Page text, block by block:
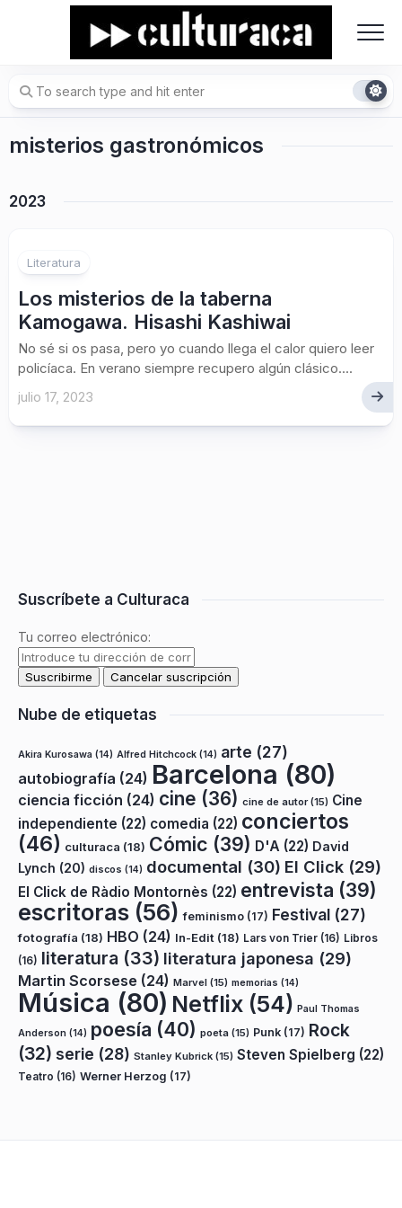
misterios gastronómicos
2023
Literatura
Los misterios de la taberna
Kamogawa. Hisashi Kashiwai
No sé si os pasa, pero yo cuando llega el calor quiero leer
policíaca. En verano siempre recupero algún clásico....
julio 17, 2023
Suscríbete a Culturaca
Tu correo electrónico:
Nube de etiquetas
Akira Kurosawa (14) Alfred Hitchcock (14) arte (27)
autobiografía (24) Barcelona (80)
ciencia ficción (24) cine (36) cine de autor(15) Cine
independiente (22) comedia (22) conciertos
(46) culturaca (18) Cómic (39) D'A (22) David
Lynch (20) discos (14) documental (30) El Click (29)
El Click de Ràdio Montornès (22) entrevista (39)
escritoras (56) feminismo (17) Festival (27)
fotografía (18) HBO (24) In-Edit (18) Lars von Trier (16) Libros
(16) literatura (33) literatura japonesa (29)
Martin Scorsese (24) Marvel (15) memorias (14)
Música (80) Netflix (54) Paul Thomas
Anderson (14) poesía (40) poeta (15) Punk (17) Rock
(32) serie (28) Stanley Kubrick (15) Steven Spielberg (22)
Teatro (16) Werner Herzog (17)